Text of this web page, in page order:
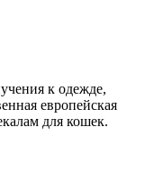
к одежде,
европейская
для кошек.